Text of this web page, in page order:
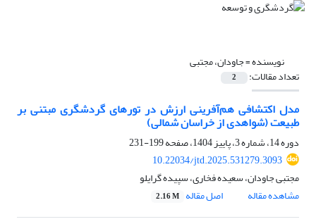
نویسنده =جاودان، مجتبی
تعداد مقالات: 2
مدل اکتشافی هم‌آفرینی ارزش در تورهای گردشگری مبتنی بر
طبیعت (شواهدی از خراسان شمالی)
دوره 14، شماره 3، پاییز 1404، صفحه
199-231
10.22034/jtd.2025.531279.3093
مجتبی جاودان، سعیده فخاری، سپیده گرایلو
مشاهده مقاله
اصل مقاله 2.16 M